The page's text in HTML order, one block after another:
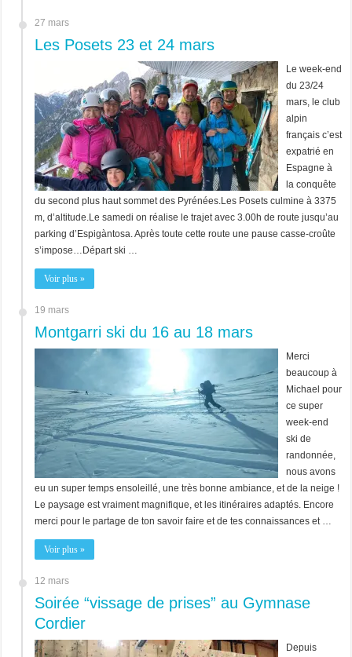
27 mars
Les Posets 23 et 24 mars
Le week-end
du 23/24
mars, le club
alpin
français c’est
expatrié en
Espagne à
la conquête
du second plus haut sommet des Pyrénées.Les Posets culmine à 3375
m, d’altitude.Le samedi on réalise le trajet avec 3.00h de route jusqu’au
parking d’Espigàntosa. Après toute cette route une pause casse-croûte
s’impose…Départ ski …
Voir plus »
19 mars
Montgarri ski du 16 au 18 mars
Merci
beaucoup à
Michael pour
ce super
week-end
ski de
randonnée,
nous avons
eu un super temps ensoleillé, une très bonne ambiance, et de la neige !
Le paysage est vraiment magnifique, et les itinéraires adaptés. Encore
merci pour le partage de ton savoir faire et de tes connaissances et …
Voir plus »
12 mars
Soirée “vissage de prises” au Gymnase
Cordier
Depuis